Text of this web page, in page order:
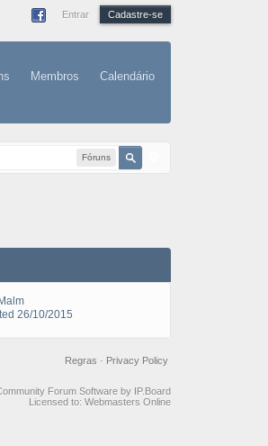
Entrar Cadastre-se
Membros Calendário
Fóruns
26/10/2015
Privacy Policy
Regras ·
Forum Software by IP.Board
Licensed to: Webmasters Online